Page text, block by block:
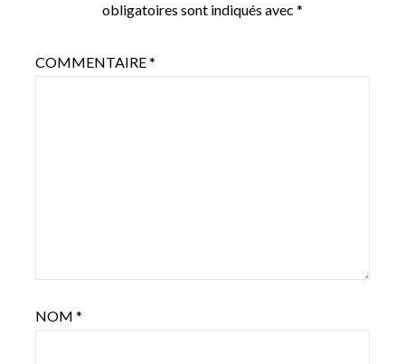
obligatoires sont indiqués avec *
COMMENTAIRE*
NOM *